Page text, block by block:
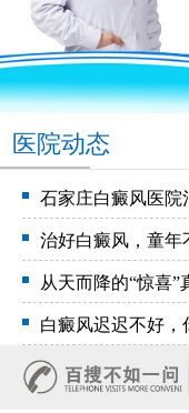
医院动态
石家庄白癜风医院
治好白癜风，童年
从天而降的“惊喜
白癜风迟迟不好，